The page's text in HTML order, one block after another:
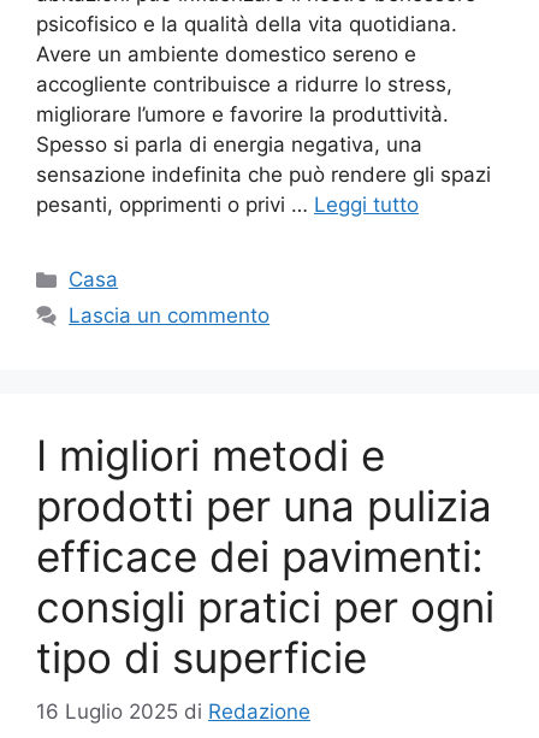
psicofisico e la qualità della vita quotidiana.
Avere un ambiente domestico sereno e
accogliente contribuisce a ridurre lo stress,
migliorare l’umore e favorire la produttività.
Spesso si parla di energia negativa, una
sensazione indefinita che può rendere gli spazi
pesanti, opprimenti o privi … Leggi tutto
Categorie
Casa
Lascia un commento
I migliori metodi e
prodotti per una pulizia
efficace dei pavimenti:
consigli pratici per ogni
tipo di superficie
16 Luglio 2025 di Redazione